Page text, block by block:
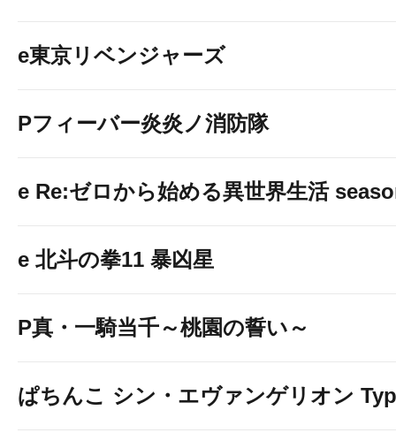
e東京リベンジャーズ
Pフィーバー炎炎ノ消防隊
e Re:ゼロから始める異世界生活
e 北斗の拳11 暴凶星
P真・一騎当千～桃園の誓い～
ぱちんこ シン・エヴァンゲリオン